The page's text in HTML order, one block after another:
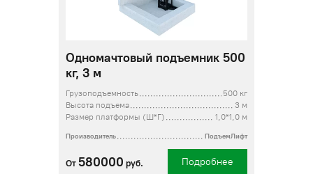
Одномачтовый подъемник 500
кг, 3 м
Грузоподъемность
500 кг
Высота подъема
3 м
Размер платформы (Ш*Г)
1,0*1,0 м
Производитель ПодъемЛифт
От 580000 руб. Подробнее